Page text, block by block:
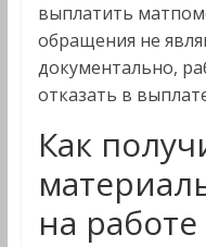
выплатить
обращения не
документально,
отказать в
Как
на работе